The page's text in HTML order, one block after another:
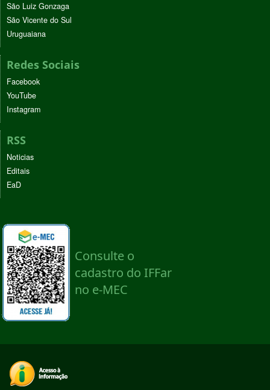
São Luiz Gonzaga
São Vicente do Sul
Uruguaiana
Redes Sociais
Facebook
YouTube
Instagram
RSS
Noticias
Editais
EaD